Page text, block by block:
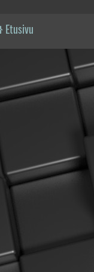
Etusivu